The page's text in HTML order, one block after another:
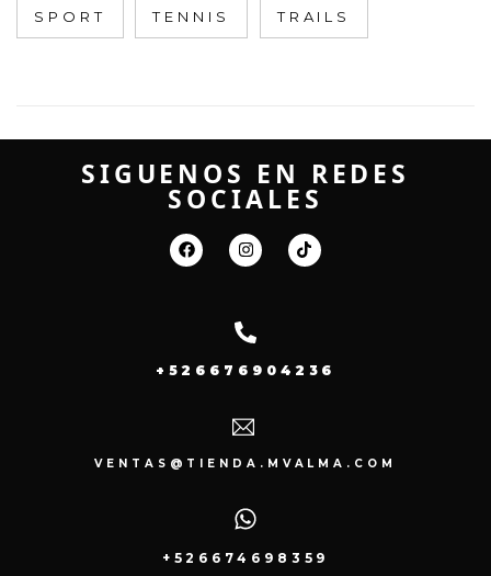
SPORT TENNIS TRAILS
SIGUENOS EN REDES
SOCIALES
+526676904236
VENTAS@TIENDA.MVALMA.COM
+526674698359